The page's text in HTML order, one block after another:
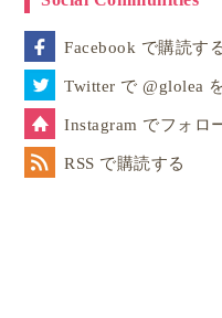
長期の留学やホームス
ー向けに、家族旅行に
「おけいこ留学」「文
たしました。
Facebook で購読す
Twitter で @glolea
Instagram でフォロ
RSS で購読する